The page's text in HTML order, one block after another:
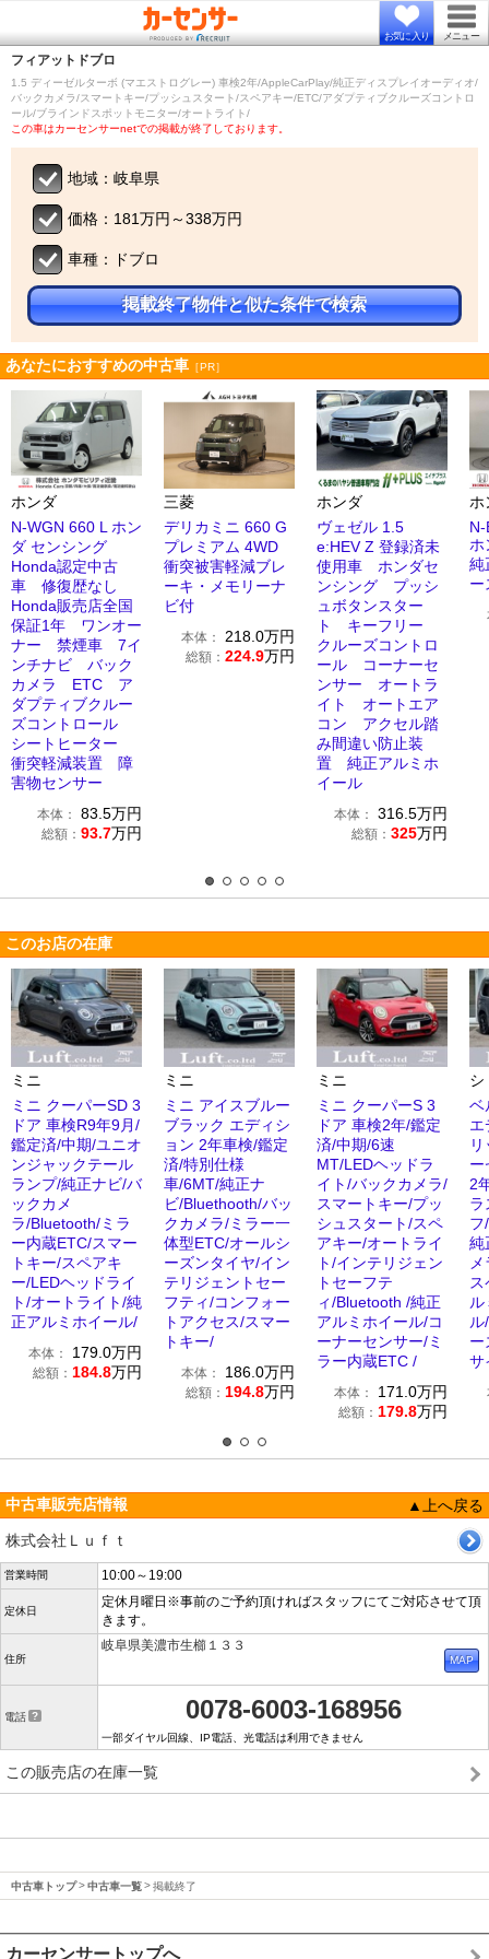
お気に入り メニュー
フィアット ドブロ
1.5 ディーゼルターボ (マエストログレー) 車検2年/AppleCarPlay/純正ディスプレイオーディオ/
バックカメラ/スマートキー/プッシュスタート/スペアキー/ETC/アダプティブクルーズコントロ
ール/ブラインドスポットモニター/オートライト/
この車はカーセンサーnetでの掲載が終了しております。
地域：岐阜県
価格：181万円～338万円
車種：ドブロ
掲載終了物件と似た条件で検索
あなたにおすすめの中古車 ［PR］
ホンダ
N-WGN 660 L ホン
ダ センシング
Honda認定中古
車 修復歴なし
Honda販売店全国
保証1年 ワンオー
ナー 禁煙車 7イ
ンチナビ バック
カメラ ETC ア
ダプティブクルー
ズコントロール
シートヒーター
衝突軽減装置 障
害物センサー
本体： 83.5万円
総額： 93.7万円
三菱
デリカミニ 660 G
プレミアム 4WD
衝突被害軽減ブレ
ーキ・メモリーナ
ビ付
本体： 218.0万円
総額： 224.9万円
ホンダ
ヴェゼル 1.5
e:HEV Z 登録済未
使用車 ホンダセ
ンシング プッシ
ュボタンスター
ト キーフリー
クルーズコントロ
ール コーナーセ
ンサー オートラ
イト オートエア
コン アクセル踏
み間違い防止装
置 純正アルミホ
イール
本体： 316.5万円
総額： 325万円
ホ
ホ
純
ー
このお店の在庫
ミニ
ミニ クーパーSD 3
ドア 車検R9年9月/
鑑定済/中期/ユニオ
ンジャックテール
ランプ/純正ナビ/バ
ックカメ
ラ/Bluetooth/ミラ
ー内蔵ETC/スマー
トキー/スペアキ
ー/LEDヘッドライ
ト/オートライト/純
正アルミホイール/
本体： 179.0万円
総額： 184.8万円
ミニ
ミニ アイスブルー
ブラック エディシ
ョン 2年車検/鑑定
済/特別仕様
車/6MT/純正ナ
ビ/Bluethooth/バッ
クカメラ/ミラー一
体型ETC/オールシ
ーズンタイヤ/イン
テリジェントセー
フティ/コンフォー
トアクセス/スマー
トキー/
本体： 186.0万円
総額： 194.8万円
ミニ
ミニ クーパーS 3
ドア 車検2年/鑑定
済/中期/6速
MT/LEDヘッドラ
イト/バックカメラ/
スマートキー/プッ
シュスタート/スペ
アキー/オートライ
ト/インテリジェン
トセーフテ
ィ/Bluetooth /純正
アルミホイール/コ
ーナーセンサー/ミ
ラー内蔵ETC /
本体： 171.0万円
総額： 179.8万円
シ
ベ
エ
ー
2
ラ
フ
純
ー
サ
中古車販売店情報
▲上へ戻る
株式会社Ｌｕｆｔ
営業時間 10:00～19:00
定休日
定休月曜日※事前のご予約頂ければスタッフにてご対応させて頂
きます。
住所
岐阜県美濃市生櫛１３３
電話 0078-6003-168956
一部ダイヤル回線、IP電話、光電話は利用できません
この販売店の在庫一覧
中古車トップ 中古車一覧 掲載終了
カーセンサートップへ